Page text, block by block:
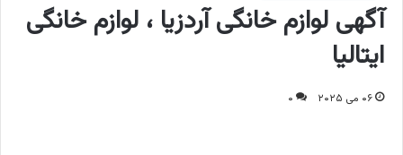
آگهی لوازم خانگی آردزیا ، لوازم خانگی
ایتالیا
۰۶ می ۲۰۲۵ ۰